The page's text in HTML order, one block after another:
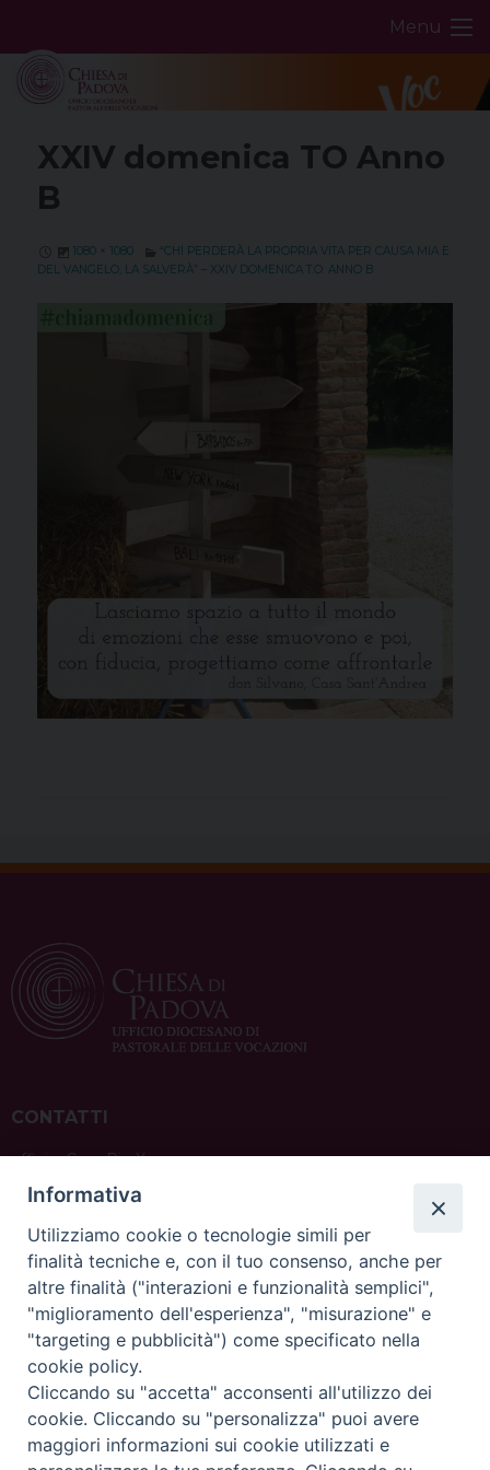
content
Menu
XXIV domenica TO Anno
B
1080 × 1080
“CHI PERDERÀ LA PROPRIA VITA PER CAUSA MIA E
DEL VANGELO, LA SALVERÀ” – XXIV DOMENICA T.O. ANNO B
CONTATTI
ufficio: Casa Pio X
via Bonporti, 20 – 35141 Padova
tel: +39 351 619 2354
e mail:ufficiovocazionipadova@gmail.com
sede: Casa Sant'Andrea
via Valmarana, 20 – 35133 Padova
instagram:@casasantandreapadova
e mail:casasantandreapadova@gmail.com
Informativa
Utilizziamo cookie o tecnologie simili per
finalità tecniche e, con il tuo consenso, anche per
altre finalità ("interazioni e funzionalità semplici",
"miglioramento dell'esperienza", "misurazione" e
"targeting e pubblicità") come specificato nella
cookie policy.
Cliccando su "accetta" acconsenti all'utilizzo dei
cookie. Cliccando su "personalizza" puoi avere
maggiori informazioni sui cookie utilizzati e